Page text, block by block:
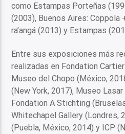
como Estampas Porteñas
(2003), Buenos Aires: Coppola
ra’angá (2013) y Estampas
Entre sus exposiciones más
realizadas en Fondation
Museo del Chopo (México,
(New York, 2017), Museo
Fondation A Stichting
Whitechapel Gallery (Londres,
(Puebla, México, 2014) y ICP